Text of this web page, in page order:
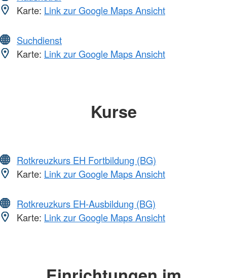
Karte: Link zur Google Maps Ansicht
Suchdienst
Karte: Link zur Google Maps Ansicht
Kurse
Rotkreuzkurs EH Fortbildung (BG)
Karte: Link zur Google Maps Ansicht
Rotkreuzkurs EH-Ausbildung (BG)
Karte: Link zur Google Maps Ansicht